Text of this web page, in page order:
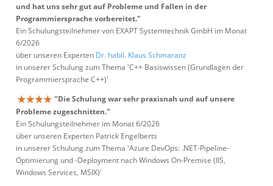
und hat uns sehr gut auf Probleme und Fallen in der
Programmiersprache vorbereitet."
Ein Schulungsteilnehmer von EXAPT Systemtechnik GmbH im Monat
6/2026
über unseren Experten Dr. habil. Klaus Schmaranz
in unserer Schulung zum Thema 'C++ Basiswissen (Grundlagen der
Programmiersprache C++)'
"Die Schulung war sehr praxisnah und auf unsere
Probleme zugeschnitten."
Ein Schulungsteilnehmer im Monat 6/2026
über unseren Experten Patrick Engelberts
in unserer Schulung zum Thema 'Azure DevOps: .NET-Pipeline-
Optimierung und -Deployment nach Windows On-Premise (IIS,
Windows Services, MSIX)'